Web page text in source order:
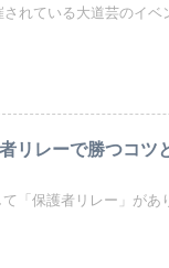
れている大道芸のイ
リレーで勝つコツ
「保護者リレー」があ